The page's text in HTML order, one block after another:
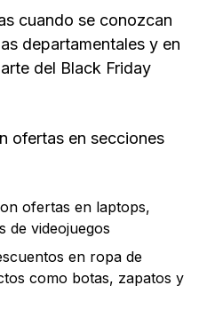
cuando se conozcan
departamentales y en
del Black Friday
ofertas en secciones
ofertas en laptops,
de videojuegos
en ropa de
como botas, zapatos y